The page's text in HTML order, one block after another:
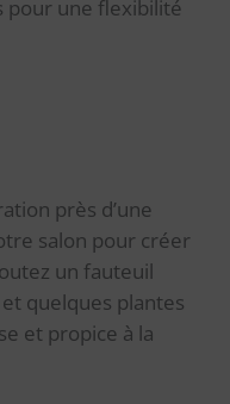
pour une flexibilité
près d’une
salon pour créer
un fauteuil
quelques plantes
et propice à la